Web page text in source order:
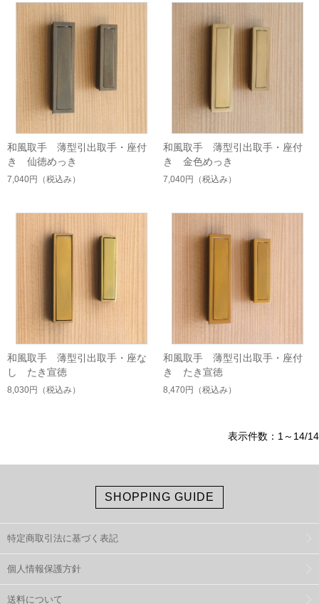
和風取手 薄型引出取手・座付
き 仙徳めっき
7,040円 （税込み）
和風取手 薄型引出取手・座付
き 金色めっき
7,040円 （税込み）
和風取手 薄型引出取手・座な
し たき宣徳
8,030円 （税込み）
和風取手 薄型引出取手・座付
き たき宣徳
8,470円 （税込み）
表示件数：1～14/14
SHOPPING GUIDE
特定商取引法に基づく表記
個人情報保護方針
送料について